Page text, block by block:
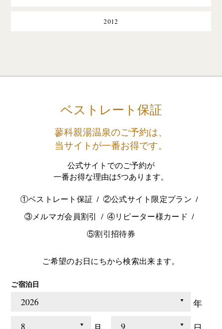
2012
ベストレート保証
蓼科親湯温泉のご予約は、
当サイトが一番お得です。
公式サイトでのご予約が
一番お得な理由は5つあります。
①ベストレート保証
②公式サイト限定プラン
③メルマガ会員割引
④リピーター様カード
⑤割引招待券
ご希望のお日にちから検索出来ます。
ご宿泊日
年